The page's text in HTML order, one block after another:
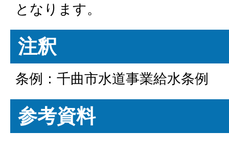
となります。
注釈
条例：千曲市水道事業給水条例
参考資料